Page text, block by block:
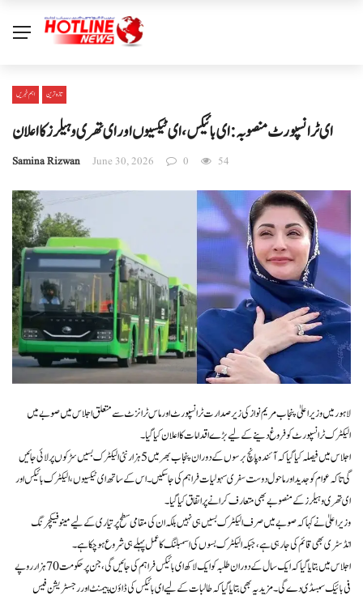
اہم خبریں تازہ ترین
ای ٹرانسپورٹ منصوبہ: ای بائیکس، ای ٹیکسیوں اور ای تھری وہیلرز کا اعلان
Samina Rizwan June 30, 2026 0 54
لاہور میں وزیراعلیٰ پنجاب مریم نواز کی زیر صدارت ٹرانسپورٹ اور ماس ٹرانزٹ سے متعلق اجلاس میں صوبے میں
الیکٹرک ٹرانسپورٹ کو فروغ دینے کے لیے بڑے اقدامات کا اعلان کیا گیا۔
اجلاس میں فیصلہ کیا گیا کہ آئندہ پانچ برسوں کے دوران پنجاب بھر میں 5 ہزار نئی الیکٹرک بسیں سڑکوں پر لائی جائیں
گی تاکہ عوام کو جدید اور ماحول دوست سفری سہولیات فراہم کی جا سکیں۔ اس کے ساتھ ای ٹیکسیوں، الیکٹرک بائیکس اور
ای تھری وہیلرز کے منصوبے بھی متعارف کرانے پر اتفاق کیا گیا۔
وزیراعلیٰ نے کہا کہ صوبے میں صرف الیکٹرک بسیں ہی نہیں بلکہ ان کی مقامی سطح پر تیاری کے لیے مینوفیکچرنگ
انڈسٹری بھی قائم کی جا رہی ہے، جبکہ الیکٹرک بسوں کی اسمبلنگ کا عمل پہلے ہی شروع ہو چکا ہے۔
اجلاس میں بتایا گیا کہ ایک سال کے دوران طلبہ کو ایک لاکھ ای بائیکس فراہم کی جائیں گی، جن پر حکومت 70 ہزار روپے
فی بائیک سبسڈی دے گی۔ مزید یہ بھی بتایا گیا کہ طالبات کے لیے ای بائیکس کی ڈاؤن پیمنٹ اور رجسٹریشن فیس